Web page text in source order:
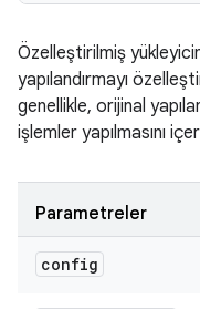
Özelleştirilmiş
yapılandırmayı
genellikle, orijinal
işlemler yapılmasını
Parametreler
config